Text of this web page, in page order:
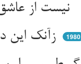
نیست از عاشق کسی دیوانه‌تر ** عقل از سودای او کورست و کر
زآنک این دیوانگی عام نیست ** طب را ارشاد این احکام نیست
1980